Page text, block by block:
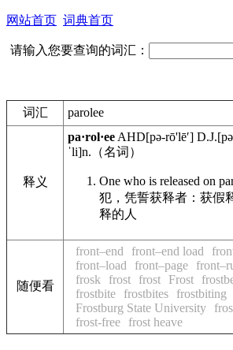
网站首页 词典首页
请输入您要查询的词汇：
词汇 parolee
释义
pa·rol·ee AHD[pə-rō'lēʹ] D.J.
ˈli]n. （名词）
One who is released on
犯，凭誓获释者：获假
释的人
随便看
front–end front–end load
front–load
front–page
frosk
frost frost Frost
frostbite
frostbites frostbiting
Frostburg State University
frost-free
frost heave